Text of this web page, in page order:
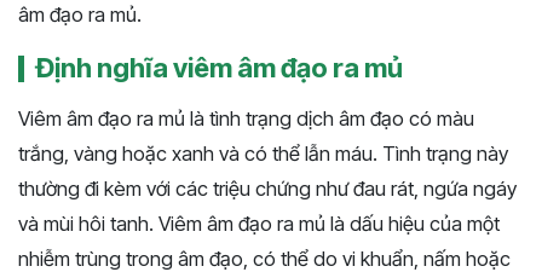
âm đạo ra mủ​.
Định nghĩa viêm âm đạo ra mủ
Viêm âm đạo ra mủ là tình trạng dịch âm đạo có màu
trắng, vàng hoặc xanh và có thể lẫn máu. Tình trạng này
thường đi kèm với các triệu chứng như đau rát, ngứa ngáy
và mùi hôi tanh. Viêm âm đạo ra mủ là dấu hiệu của một
nhiễm trùng trong âm đạo, có thể do vi khuẩn, nấm hoặc